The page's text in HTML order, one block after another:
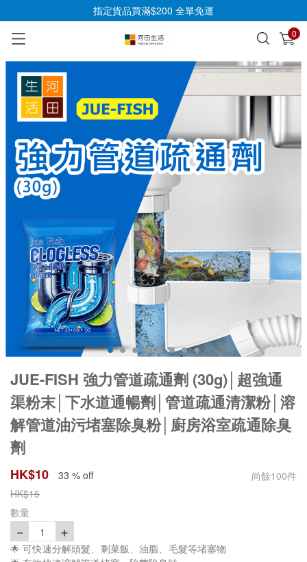
指定貨品買滿$200 全單免運
0
已加入購物車 查看
JUE-FISH 強力管道疏通劑 (30g)│超強通
渠粉末│下水道通暢劑│管道疏通清潔粉│溶
解管道油污堵塞除臭粉│廚房浴室疏通除臭
劑
HK$10 33 % off 尚餘100件
HK$15
數量
－ 1 ＋
🌟 可快速分解頭髮、剩菜飯、油脂、毛髮等堵塞物